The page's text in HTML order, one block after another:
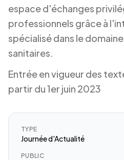
espace d'échanges
professionnels grâce à
spécialisé dans le
sanitaires.
Entrée en vigueur des
partir du 1er juin 2023
TYPE
Journée d'Actualité
PUBLIC